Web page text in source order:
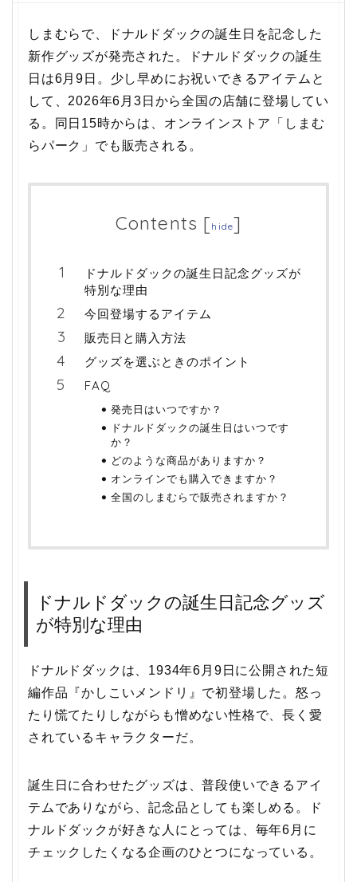
しまむらで、ドナルドダックの誕生日を記念した
新作グッズが発売された。ドナルドダックの誕生
日は6月9日。少し早めにお祝いできるアイテムと
して、2026年6月3日から全国の店舗に登場してい
る。同日15時からは、オンラインストア「しまむ
らパーク」でも販売される。
Contents [hide]
ドナルドダックの誕生日記念グッズが
特別な理由
今回登場するアイテム
販売日と購入方法
グッズを選ぶときのポイント
FAQ
発売日はいつですか？
ドナルドダックの誕生日はいつです
か？
どのような商品がありますか？
オンラインでも購入できますか？
全国のしまむらで販売されますか？
ドナルドダックの誕生日記念グッズ
が特別な理由
ドナルドダックは、1934年6月9日に公開された短
編作品『かしこいメンドリ』で初登場した。怒っ
たり慌てたりしながらも憎めない性格で、長く愛
されているキャラクターだ。
誕生日に合わせたグッズは、普段使いできるアイ
テムでありながら、記念品としても楽しめる。ド
ナルドダックが好きな人にとっては、毎年6月に
チェックしたくなる企画のひとつになっている。